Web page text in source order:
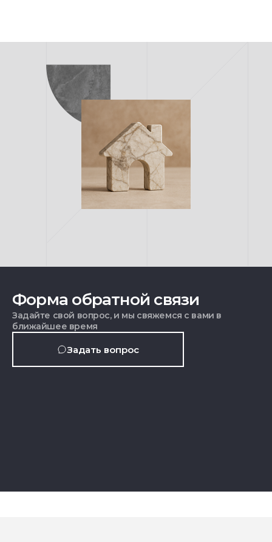
Форма обратной связи
Задайте свой вопрос, и мы свяжемся с вами в
ближайшее время
Задать вопрос